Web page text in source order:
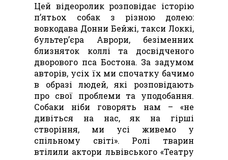
Цей відеоролик розповідає історію
п’ятьох собак з різною долею:
вовкодава Донни Бейжі, такси Локкі,
бультер’єра Аврори, безіменних
близняток коллі та досвідченого
дворового пса Бостона. За задумом
авторів, усіх їх ми спочатку бачимо
в образі людей, які розповідають
про свої проблеми та уподобання.
Собаки ніби говорять нам – «не
дивіться на нас, як на гірші
створіння, ми усі живемо у
спільному світі». Ролі тварин
втілили актори львівського «Театру